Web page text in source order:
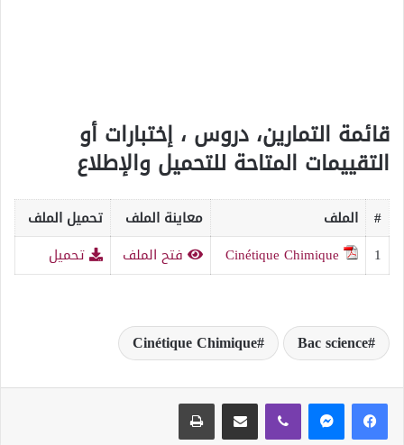
قائمة التمارين، دروس ، إختبارات أو
التقييمات المتاحة للتحميل والإطلاع
# الملف معاينة الملف
تحميل الملف
1
Cinétique Chimique فتح الملف تحميل
Bac science
Cinétique Chimique